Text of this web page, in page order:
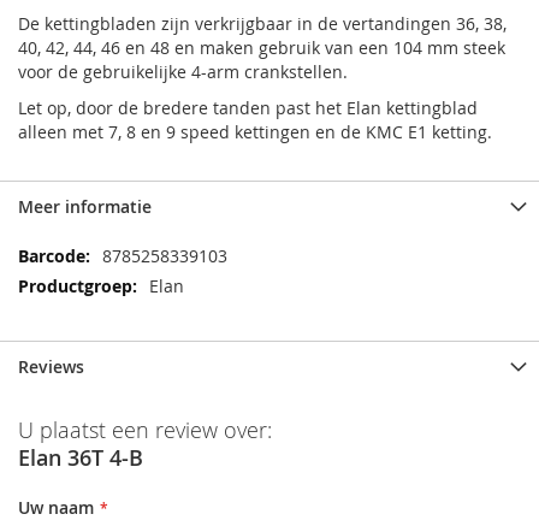
De kettingbladen zijn verkrijgbaar in de vertandingen 36, 38,
40, 42, 44, 46 en 48 en maken gebruik van een 104 mm steek
voor de gebruikelijke 4-arm crankstellen.
Let op, door de bredere tanden past het Elan kettingblad
alleen met 7, 8 en 9 speed kettingen en de KMC E1 ketting.
Meer informatie
Meer
informatie
8785258339103
Elan
Reviews
U plaatst een review over:
Elan 36T 4-B
Uw naam